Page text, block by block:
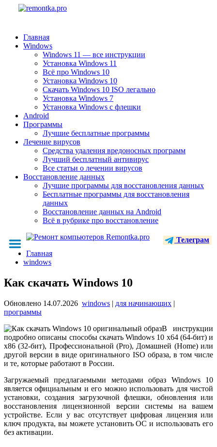
Главная
Windows
Windows 11 — все инструкции
Установка Windows 11
Всё про Windows 10
Установка Windows 10
Скачать Windows 10 ISO легально
Установка Windows 7
Установка Windows с флешки
Android
Программы
Лучшие бесплатные программы
Лечение вирусов
Средства удаления вредоносных программ
Лучший бесплатный антивирус
Все статьи о лечении вирусов
Восстановление данных
Лучшие программы для восстановления данных
Бесплатные программы для восстановления
данных
Восстановление данных на Android
Всё в рубрике про восстановление
Телеграм
Главная
windows
Как скачать Windows 10
Обновлено 14.07.2026 windows | для начинающих |
программы
В инструкции
подробно описаны способы скачать Windows 10 x64 (64-бит) и
x86 (32-бит), Профессиональной (Pro), Домашней (Home) или
другой версии в виде оригинального ISO образа, в том числе
и те, которые работают в России.
Загружаемый предлагаемыми методами образ Windows 10
является официальным и его можно использовать для чистой
установки, создания загрузочной флешки, обновления или
восстановления лицензионной версии системы на вашем
устройстве. Если у вас отсутствует цифровая лицензия или
ключ продукта, вы можете установить ОС и использовать его
без активации.